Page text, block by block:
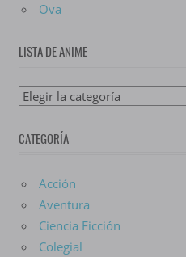
Ova
LISTA DE ANIME
Lista
Anime
CATEGORÍA
Acción
Aventura
Ciencia Ficción
Colegial